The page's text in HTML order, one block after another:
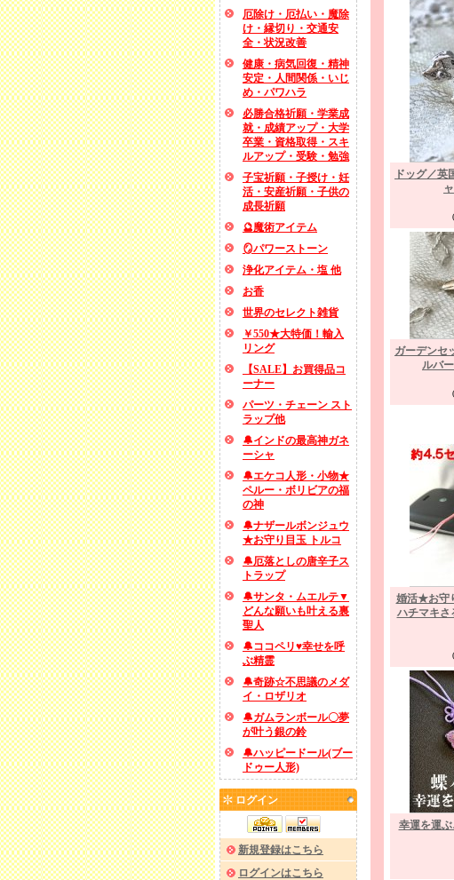
厄除け・厄払い・魔除
け・縁切り・交通安
全・状況改善
健康・病気回復・精神
安定・人間関係・いじ
め・パワハラ
必勝合格祈願・学業成
就・成績アップ・大学
卒業・資格取得・スキ
ルアップ・受験・勉強
子宝祈願・子授け・妊
活・安産祈願・子供の
成長祈願
🔮魔術アイテム
🪞パワーストーン
浄化アイテム・塩 他
お香
世界のセレクト雑貨
￥550★大特価！輸入
リング
【SALE】お買得品コ
ーナー
パーツ・チェーン スト
ラップ他
🔔インドの最高神ガネ
ーシャ
🔔エケコ人形・小物★
ペルー・ボリビアの福
の神
🔔ナザールボンジュウ
★お守り目玉 トルコ
🔔厄落としの唐辛子ス
トラップ
🔔サンタ・ムエルテ▼
どんな願いも叶える裏
聖人
🔔ココペリ♥幸せを呼
ぶ精霊
🔔奇跡☆不思議のメダ
イ・ロザリオ
🔔ガムランボール〇夢
が叶う銀の鈴
🔔ハッピードール(ブー
ドゥー人形)
ログイン
新規登録はこちら
ログインはこちら
ドッグ／英
ガーデンセ
ルバ
婚活★お守
ハチマキさ
幸運を運